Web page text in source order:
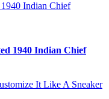
Indian Chief
1940 Indian Chief
It Like A Sneaker